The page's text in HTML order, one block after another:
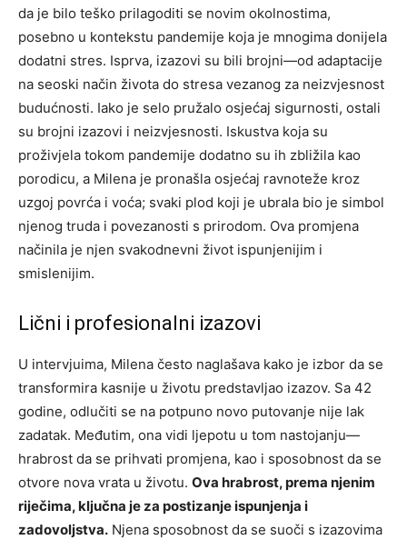
da je bilo teško prilagoditi se novim okolnostima,
posebno u kontekstu pandemije koja je mnogima donijela
dodatni stres. Isprva, izazovi su bili brojni—od adaptacije
na seoski način života do stresa vezanog za neizvjesnost
budućnosti. Iako je selo pružalo osjećaj sigurnosti, ostali
su brojni izazovi i neizvjesnosti. Iskustva koja su
proživjela tokom pandemije dodatno su ih zbližila kao
porodicu, a Milena je pronašla osjećaj ravnoteže kroz
uzgoj povrća i voća; svaki plod koji je ubrala bio je simbol
njenog truda i povezanosti s prirodom. Ova promjena
načinila je njen svakodnevni život ispunjenijim i
smislenijim.
Lični i profesionalni izazovi
U intervjuima, Milena često naglašava kako je izbor da se
transformira kasnije u životu predstavljao izazov. Sa 42
godine, odlučiti se na potpuno novo putovanje nije lak
zadatak. Međutim, ona vidi ljepotu u tom nastojanju—
hrabrost da se prihvati promjena, kao i sposobnost da se
otvore nova vrata u životu. Ova hrabrost, prema njenim
riječima, ključna je za postizanje ispunjenja i
zadovoljstva. Njena sposobnost da se suoči s izazovima